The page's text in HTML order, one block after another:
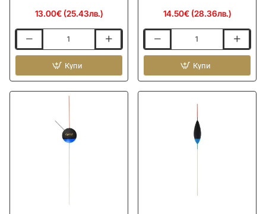
13.00€ (25.43лв.)
за
аксесоари
MATRIX
Medium
Купи
14.50€ (28.36лв.)
за
аксесоари
MATRIX
Medium
Купи